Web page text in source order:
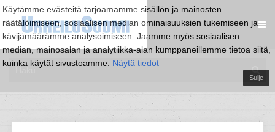
Käytämme evästeitä tarjoamamme sisällön ja mainosten
räätälöimiseen, sosiaalisen median ominaisuuksien tukemiseen ja
kävijämäärämme analysoimiseen. Jaamme myös sosiaalisen
median, mainosalan ja analytiikka-alan kumppaneillemme tietoa siitä,
kuinka käytät sivustoamme. Näytä tiedot
Sulje